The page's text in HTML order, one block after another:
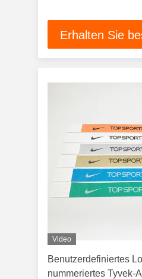
Erhalten Sie
Video
Benutzerdefiniertes
nummeriertes Tyvek-